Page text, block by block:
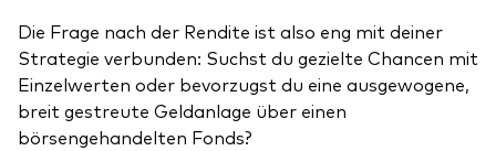
Die Frage nach der Rendite ist also eng mit deiner
Strategie verbunden: Suchst du gezielte Chancen mit
Einzelwerten oder bevorzugst du eine ausgewogene,
breit gestreute Geldanlage über einen
börsengehandelten Fonds?